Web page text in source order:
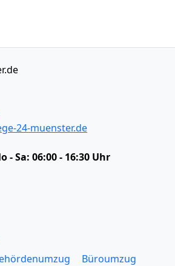
24-muenster.de
- Sa: 06:00 - 16:30 Uhr
Büroumzug